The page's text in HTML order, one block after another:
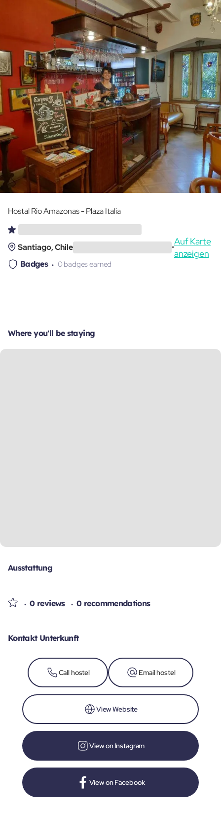
Hostal Rio Amazonas - Plaza Italia
Santiago, Chile •
Auf Karte
anzeigen
Badges 0 badges earned
Where you'll be staying
Ausstattung
0 reviews 0 recommendations
Kontakt Unterkunft
Call hostel Email hostel
View Website
View on Instagram
View on Facebook